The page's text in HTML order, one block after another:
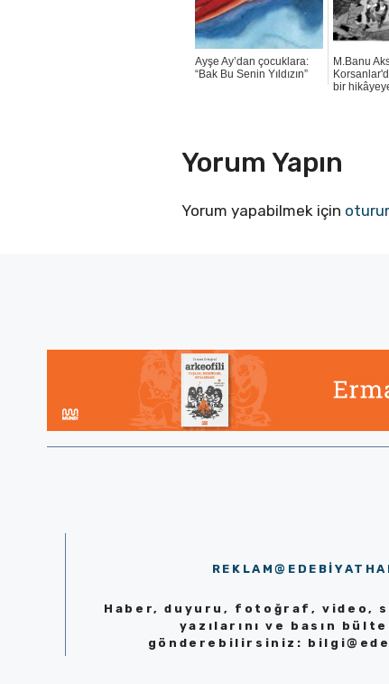
Ayşe Ay’dan çocuklara:
“Bak Bu Senin Yıldızın”
M.Banu
bir
Yorum Yapın
Yorum yapabilmek için
Haber, duyuru, fotoğraf, video,
yazılarını ve basın
gönderebilirsiniz: